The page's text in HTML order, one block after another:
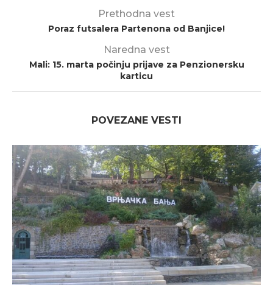
Prethodna vest
Poraz futsalera Partenona od Banjice!
Naredna vest
Mali: 15. marta počinju prijave za Penzionersku
karticu
POVEZANE VESTI